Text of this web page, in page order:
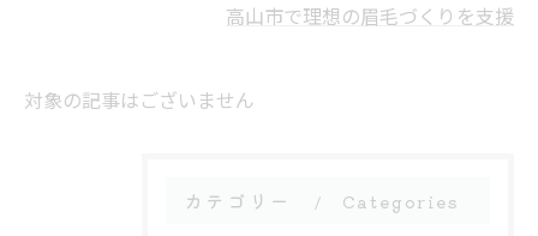
高山市で理想の眉毛づくりを支援
対象の記事はございません
カテゴリー Categories